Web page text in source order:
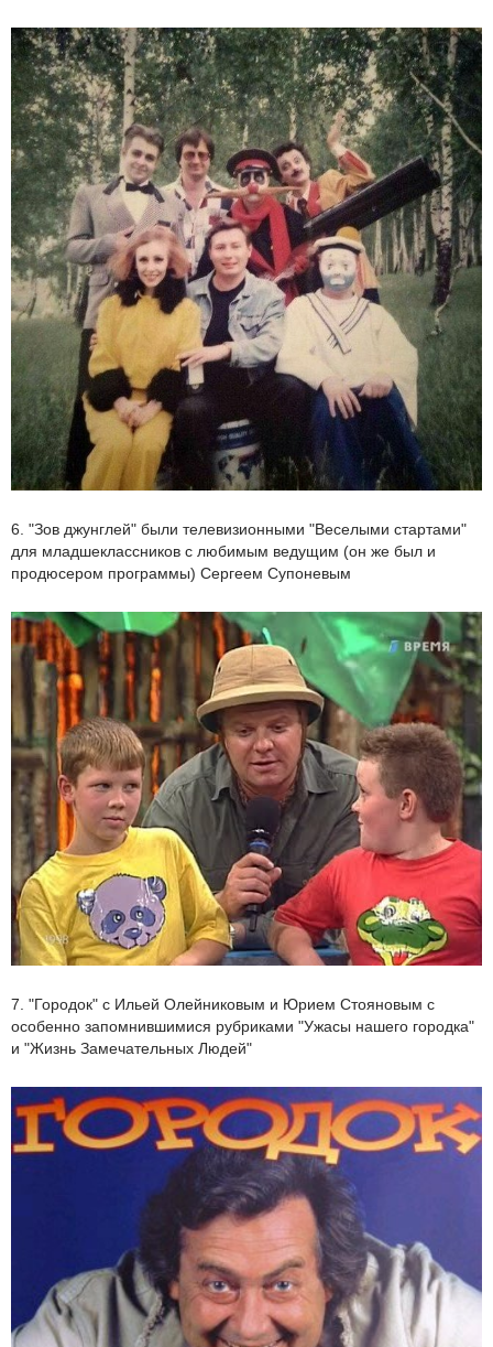
6. "Зов джунглей" были телевизионными "Веселыми стартами"
для младшеклассников с любимым ведущим (он же был и
продюсером программы) Сергеем Супоневым
7. "Городок" с Ильей Олейниковым и Юрием Стояновым с
особенно запомнившимися рубриками "Ужасы нашего городка"
и "Жизнь Замечательных Людей"